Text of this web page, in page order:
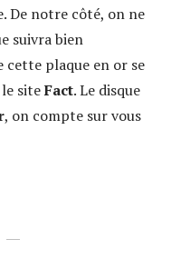
De notre côté, on ne
suivra bien
cette plaque en or se
le siteFact. Le disque
, on compte sur vous